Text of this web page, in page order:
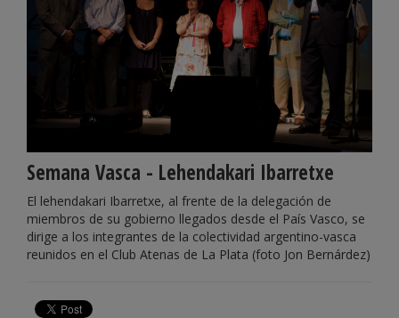
Semana Vasca - Lehendakari Ibarretxe
El lehendakari Ibarretxe, al frente de la delegación de
miembros de su gobierno llegados desde el País Vasco, se
dirige a los integrantes de la colectividad argentino-vasca
reunidos en el Club Atenas de La Plata (foto Jon Bernárdez)